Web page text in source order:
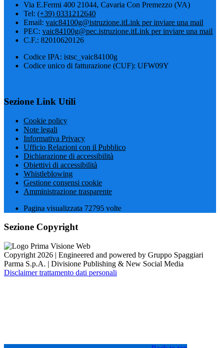
Via E.Fermi 400 21044, Cavaria Con Premezzo (VA)
Tel: (+39) 0331212640
Email: vaic84100g@istruzione.itLink per inviare una mail
PEC: vaic84100g@pec.istruzione.itLink per inviare una mail
C.F.: 82010620126
Codice IPA: istsc_vaic84100g
Codice unico di fatturazione (CUF): UFW09Y
Sezione Link Utili
Cookie policy
Note legali
Informativa Privacy
Ufficio Relazioni con il Pubblico
Dichiarazione di accessibilità
Obiettivi di accessibilità
Whistleblowing
Gestione consensi cookie
Amministrazione trasparente
Pagina visualizzata 72795 volte
Sezione Copyright
Copyright 2026 | Engineered and powered by Gruppo Spaggiari
Parma S.p.A. | Divisione Publishing & New Social Media
Disclaimer trattamento dati personali